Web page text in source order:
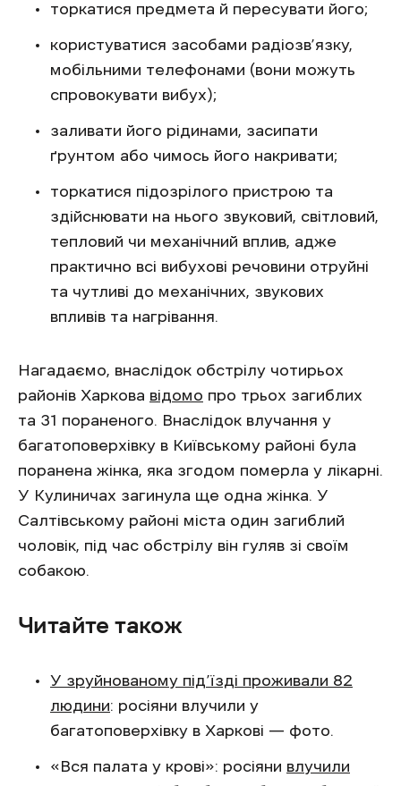
торкатися предмета й пересувати його;
користуватися засобами радіозв’язку,
мобільними телефонами (вони можуть
спровокувати вибух);
заливати його рідинами, засипати
ґрунтом або чимось його накривати;
торкатися підозрілого пристрою та
здійснювати на нього звуковий, світловий,
тепловий чи механічний вплив, адже
практично всі вибухові речовини отруйні
та чутливі до механічних, звукових
впливів та нагрівання.
Нагадаємо, внаслідок обстрілу чотирьох
районів Харкова відомо про трьох загиблих
та 31 пораненого. Внаслідок влучання у
багатоповерхівку в Київському районі була
поранена жінка, яка згодом померла у лікарні.
У Кулиничах загинула ще одна жінка. У
Салтівському районі міста один загиблий
чоловік, під час обстрілу він гуляв зі своїм
собакою.
Читайте також
У зруйнованому під’їзді проживали 82
людини: росіяни влучили у
багатоповерхівку в Харкові — фото.
«Вся палата у крові»: росіяни влучили